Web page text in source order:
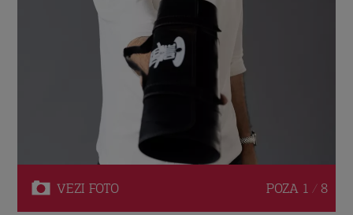
VEZI FOTO POZA 1 / 8